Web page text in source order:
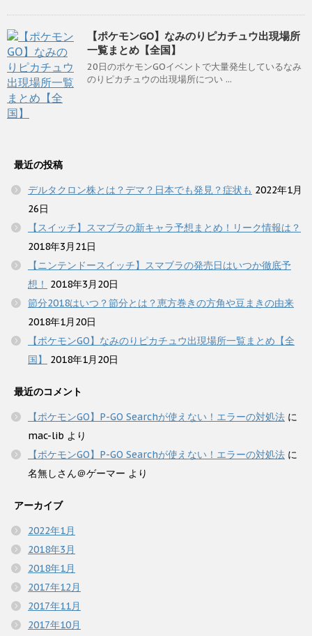
【ポケモンGO】なみのりピカチュウ出現場所
一覧まとめ【全国】
20日のポケモンGOイベントで大量発生しているなみ
のりピカチュウの出現場所につい ...
最近の投稿
デルタクロン株とは？デマ？日本でも発見？症状も 2022年1月
26日
【スイッチ】スマブラの新キャラ予想まとめ！リーク情報は？
2018年3月21日
【ニンテンドースイッチ】スマブラの発売日はいつか徹底予
想！
2018年3月20日
節分2018はいつ？節分とは？恵方巻きの方角や豆まきの由来
2018年1月20日
【ポケモンGO】なみのりピカチュウ出現場所一覧まとめ【全
国】
2018年1月20日
最近のコメント
【ポケモンGO】P-GO Searchが使えない！エラーの対処法 に
mac-lib より
【ポケモンGO】P-GO Searchが使えない！エラーの対処法 に
名無しさん＠ゲーマー より
アーカイブ
2022年1月
2018年3月
2018年1月
2017年12月
2017年11月
2017年10月